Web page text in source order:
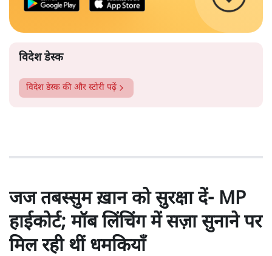
विदेश डेस्क
विदेश डेस्क की और स्टोरी पढ़ें
जज तबस्सुम ख़ान को सुरक्षा दें- MP
हाईकोर्ट; मॉब लिंचिंग में सज़ा सुनाने पर
मिल रही थीं धमकियाँ